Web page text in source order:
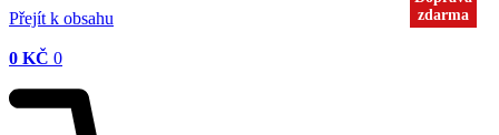
Přejít k obsahu
0 KČ 0
zdarma
zdarma
zdarma